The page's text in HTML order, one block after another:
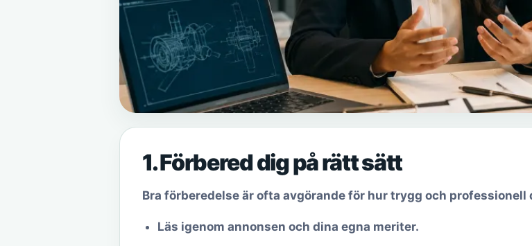
1. Förbered dig på rätt sätt
Bra förberedelse är ofta avgörande för hur trygg och
Läs igenom annonsen och dina egna meriter.